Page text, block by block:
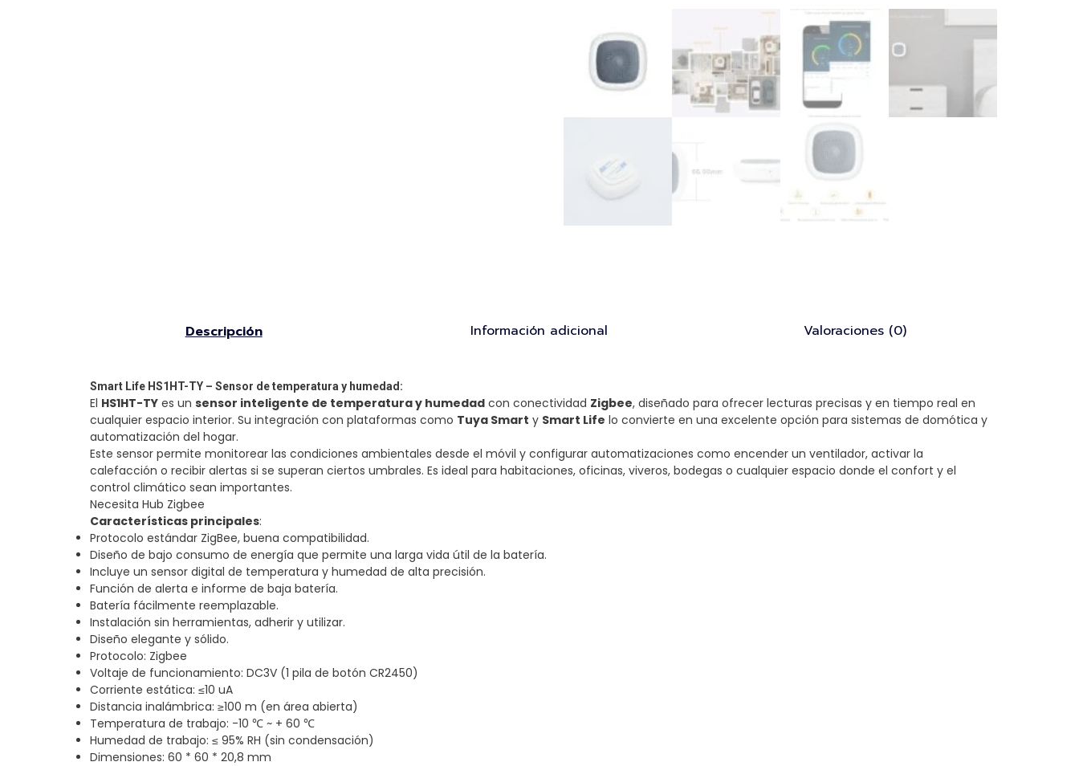
Descripción Información adicional Valoraciones (0)
Smart Life HS1HT-TY – Sensor de temperatura y humedad:
El HS1HT-TY es un sensor inteligente de temperatura y humedad con conectividad Zigbee, diseñado para ofrecer lecturas precisas y en tiempo real en
cualquier espacio interior. Su integración con plataformas como Tuya Smart y Smart Life lo convierte en una excelente opción para sistemas de domótica y
automatización del hogar.
Este sensor permite monitorear las condiciones ambientales desde el móvil y configurar automatizaciones como encender un ventilador, activar la
calefacción o recibir alertas si se superan ciertos umbrales. Es ideal para habitaciones, oficinas, viveros, bodegas o cualquier espacio donde el confort y el
control climático sean importantes.
Necesita Hub Zigbee
Características principales:
Protocolo estándar ZigBee, buena compatibilidad.
Diseño de bajo consumo de energía que permite una larga vida útil de la batería.
Incluye un sensor digital de temperatura y humedad de alta precisión.
Función de alerta e informe de baja batería.
Batería fácilmente reemplazable.
Instalación sin herramientas, adherir y utilizar.
Diseño elegante y sólido.
Protocolo: Zigbee
Voltaje de funcionamiento: DC3V (1 pila de botón CR2450)
Corriente estática: ≤10 uA
Distancia inalámbrica: ≥100 m (en área abierta)
Temperatura de trabajo: -10 ℃ ~ + 60 ℃
Humedad de trabajo: ≤ 95% RH (sin condensación)
Dimensiones: 60 * 60 * 20,8 mm